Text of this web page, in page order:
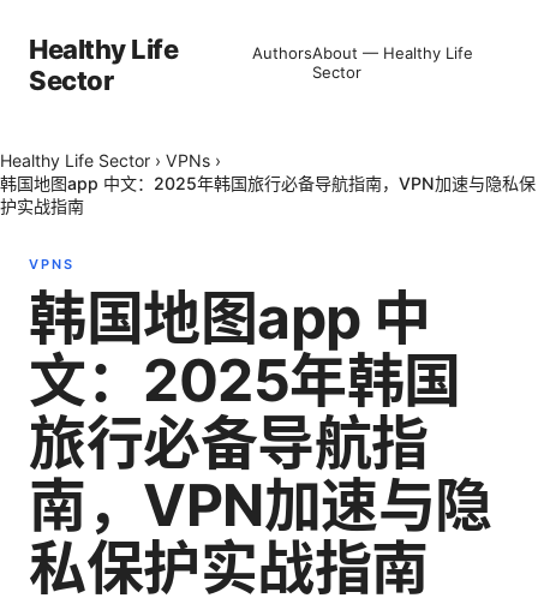
Healthy Life
Sector
AuthorsAbout — Healthy Life
Sector
Healthy Life Sector › VPNs ›
韩国地图app 中文：2025年韩国旅行必备导航指南，VPN加速与隐私保
护实战指南
VPNS
韩国地图app 中
文：2025年韩国
旅行必备导航指
南，VPN加速与隐
私保护实战指南